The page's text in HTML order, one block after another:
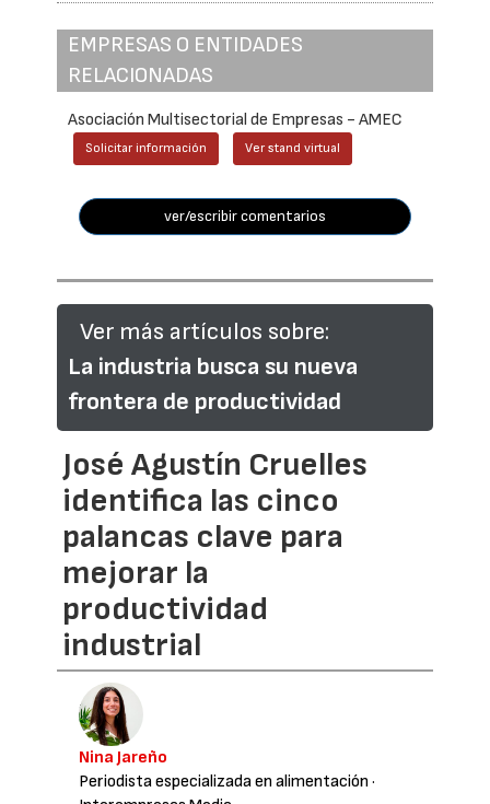
EMPRESAS O ENTIDADES
RELACIONADAS
Asociación Multisectorial de Empresas - AMEC
Solicitar información Ver stand virtual
ver/escribir comentarios
Ver más artículos sobre:
La industria busca su nueva
frontera de productividad
José Agustín Cruelles
identifica las cinco
palancas clave para
mejorar la
productividad
industrial
Nina Jareño
Periodista especializada en alimentación ·